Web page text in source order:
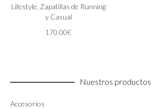
Las
Lifestyle, Zapatillas de Running
y Casual
170.00€
Nuestros productos
Accesorios